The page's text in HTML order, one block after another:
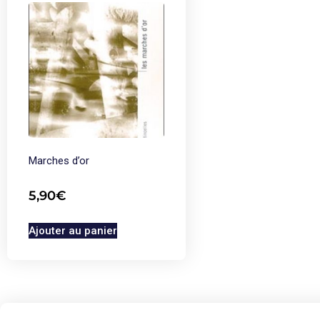
Marches d’or
5,90€
Ajouter au panier